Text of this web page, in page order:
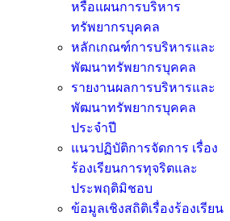
หรือแผนการบริหาร
ทรัพยากรบุคคล
หลักเกณฑ์การบริหารและ
พัฒนาทรัพยากรบุคคล
รายงานผลการบริหารและ
พัฒนาทรัพยากรบุคคล
ประจำปี
แนวปฏิบัติการจัดการ เรื่อง
ร้องเรียนการทุจริตและ
ประพฤติมิชอบ
ข้อมูลเชิงสถิติเรื่องร้องเรียน